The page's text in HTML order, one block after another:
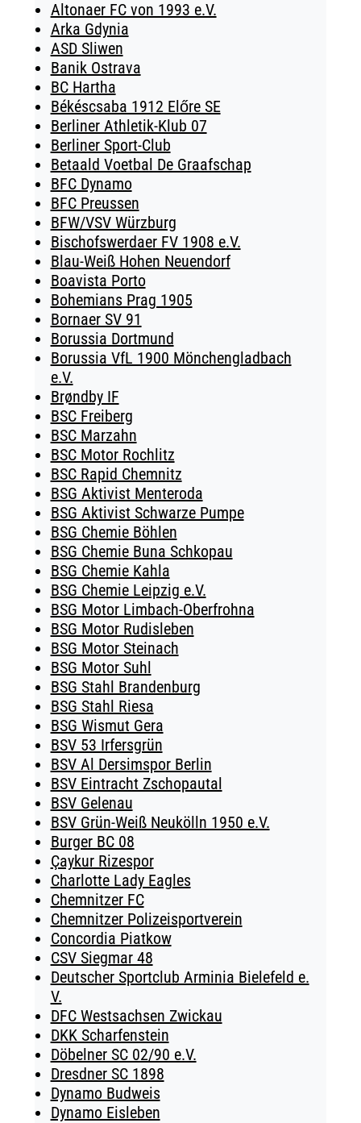
Altonaer FC von 1993 e.V.
Arka Gdynia
ASD Sliwen
Banik Ostrava
BC Hartha
Békéscsaba 1912 Előre SE
Berliner Athletik-Klub 07
Berliner Sport-Club
Betaald Voetbal De Graafschap
BFC Dynamo
BFC Preussen
BFW/VSV Würzburg
Bischofswerdaer FV 1908 e.V.
Blau-Weiß Hohen Neuendorf
Boavista Porto
Bohemians Prag 1905
Bornaer SV 91
Borussia Dortmund
Borussia VfL 1900 Mönchengladbach
e.V.
Brøndby IF
BSC Freiberg
BSC Marzahn
BSC Motor Rochlitz
BSC Rapid Chemnitz
BSG Aktivist Menteroda
BSG Aktivist Schwarze Pumpe
BSG Chemie Böhlen
BSG Chemie Buna Schkopau
BSG Chemie Kahla
BSG Chemie Leipzig e.V.
BSG Motor Limbach-Oberfrohna
BSG Motor Rudisleben
BSG Motor Steinach
BSG Motor Suhl
BSG Stahl Brandenburg
BSG Stahl Riesa
BSG Wismut Gera
BSV 53 Irfersgrün
BSV Al Dersimspor Berlin
BSV Eintracht Zschopautal
BSV Gelenau
BSV Grün-Weiß Neukölln 1950 e.V.
Burger BC 08
Çaykur Rizespor
Charlotte Lady Eagles
Chemnitzer FC
Chemnitzer Polizeisportverein
Concordia Piatkow
CSV Siegmar 48
Deutscher Sportclub Arminia Bielefeld e.
V.
DFC Westsachsen Zwickau
DKK Scharfenstein
Döbelner SC 02/90 e.V.
Dresdner SC 1898
Dynamo Budweis
Dynamo Eisleben